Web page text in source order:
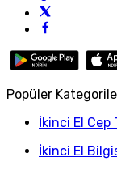
Popüler
İkinci El Cep
İkinci El